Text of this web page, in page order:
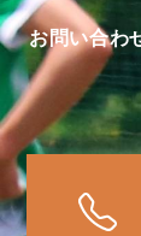
お問い合わ